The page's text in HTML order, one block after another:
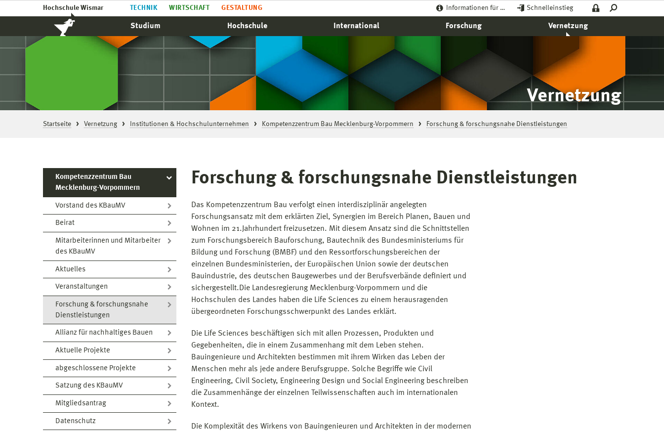
Hochschule Wismar TECHNIK WIRTSCHAFT GESTALTUNG Informationen für … Schnelleinstieg
Studium Hochschule International Forschung Vernetzung
Vernetzung
Startseite Vernetzung Institutionen & Hochschulunternehmen Kompetenzzentrum Bau Mecklenburg-Vorpommern Forschung & forschungsnahe Dienstleistungen
Kompetenzzentrum Bau
Mecklenburg-Vorpommern
Vorstand des KBauMV
Beirat
Mitarbeiterinnen und Mitarbeiter
des KBauMV
Aktuelles
Veranstaltungen
Forschung & forschungsnahe
Dienstleistungen
Allianz für nachhaltiges Bauen
Aktuelle Projekte
abgeschlossene Projekte
Satzung des KBauMV
Mitgliedsantrag
Datenschutz
Forschung & forschungsnahe Dienstleistungen
Das Kompetenzzentrum Bau verfolgt einen interdisziplinär angelegten
Forschungsansatz mit dem erklärten Ziel, Synergien im Bereich Planen, Bauen und
Wohnen im 21.Jahrhundert freizusetzen. Mit diesem Ansatz sind die Schnittstellen
zum Forschungsbereich Bauforschung, Bautechnik des Bundesministeriums für
Bildung und Forschung (BMBF) und den Ressortforschungsbereichen der
einzelnen Bundesministerien, der Europäischen Union sowie der deutschen
Bauindustrie, des deutschen Baugewerbes und der Berufsverbände definiert und
sichergestellt.Die Landesregierung Mecklenburg-Vorpommern und die
Hochschulen des Landes haben die Life Sciences zu einem herausragenden
übergeordneten Forschungsschwerpunkt des Landes erklärt.
Die Life Sciences beschäftigen sich mit allen Prozessen, Produkten und
Gegebenheiten, die in einem Zusammenhang mit dem Leben stehen.
Bauingenieure und Architekten bestimmen mit ihrem Wirken das Leben der
Menschen mehr als jede andere Berufsgruppe. Solche Begriffe wie Civil
Engineering, Civil Society, Engineering Design und Social Engineering beschreiben
die Zusammenhänge der einzelnen Teilwissenschaften auch im internationalen
Kontext.
Die Komplexität des Wirkens von Bauingenieuren und Architekten in der modernen